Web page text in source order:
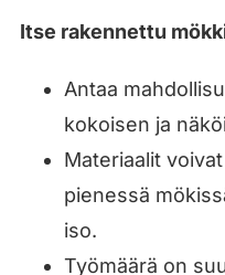
Itse rakennettu
Antaa
kokoisen ja
Materiaalit
pienessä
iso.
Työmäärä on